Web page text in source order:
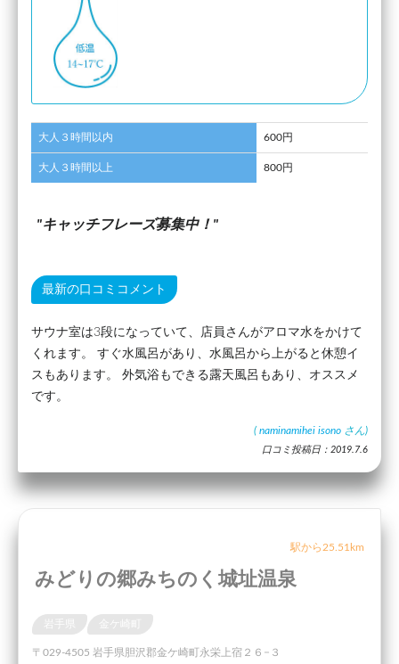
大人３時間以内 600円
大人３時間以上 800円
キャッチフレーズ募集中！
最新の口コミコメント
サウナ室は3段になっていて、店員さんがアロマ水をかけて
くれます。 すぐ水風呂があり、水風呂から上がると休憩イ
スもあります。 外気浴もできる露天風呂もあり、オススメ
です。
( naminamihei isono さん)
口コミ投稿日：2019.7.6
駅から25.51km
みどりの郷みちのく城址温泉
岩手県 金ケ崎町
〒029-4505 岩手県胆沢郡金ケ崎町永栄上宿２６−３